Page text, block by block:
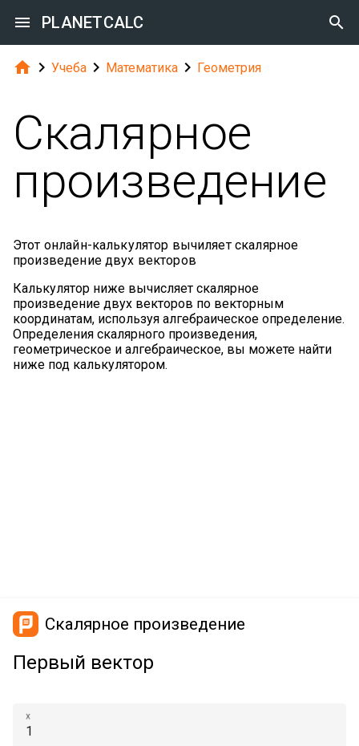
 PLANETCALC 
  Учеба  Математика  Геометрия
Скалярное
произведение
Этот онлайн-калькулятор вычиляет скалярное
произведение двух векторов
Калькулятор ниже вычисляет скалярное
произведение двух векторов по векторным
координатам, используя алгебраическое определение.
Определения скалярного произведения,
геометрическое и алгебраическое, вы можете найти
ниже под калькулятором.
Скалярное произведение
Первый вектор
x